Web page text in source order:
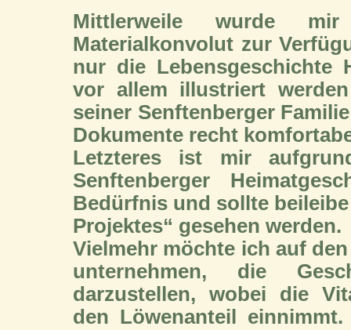
Mittlerweile wurde
Materialkonvolut zur
nur die Lebensgeschichte
vor allem illustriert
seiner Senftenberger
Dokumente recht
Letzteres ist mir
Senftenberger
Bedürfnis und sollte
Projektes“ gesehen werden.
Vielmehr möchte ich auf
unternehmen, die
darzustellen, wobei die
den Löwenanteil